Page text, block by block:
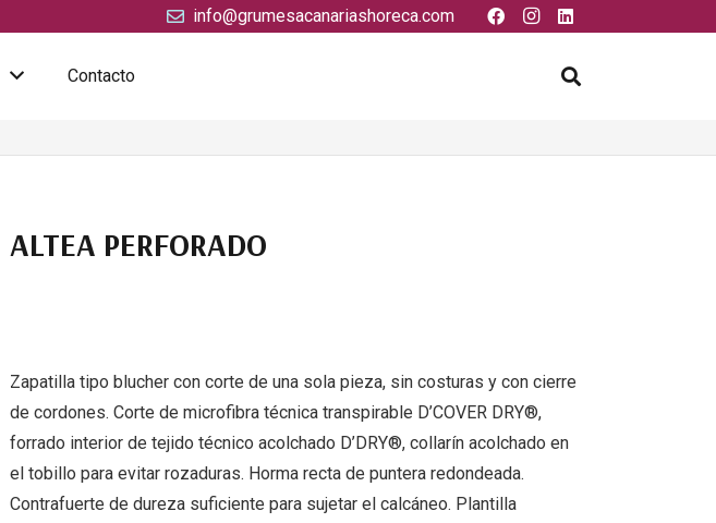
info@grumesacanariashoreca.com
Contacto
ALTEA PERFORADO
Zapatilla tipo blucher con corte de una sola pieza, sin costuras y con cierre
de cordones. Corte de microfibra técnica transpirable D’COVER DRY®,
forrado interior de tejido técnico acolchado D’DRY®, collarín acolchado en
el tobillo para evitar rozaduras. Horma recta de puntera redondeada.
Contrafuerte de dureza suficiente para sujetar el calcáneo. Plantilla